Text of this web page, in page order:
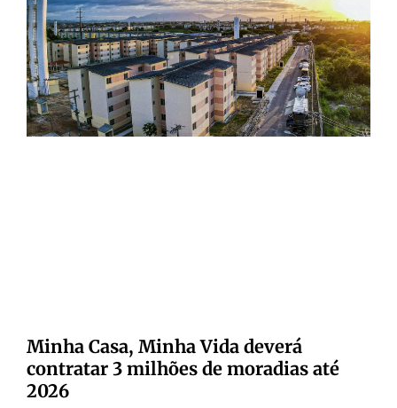
Minha Casa, Minha Vida deverá
contratar 3 milhões de moradias até
2026